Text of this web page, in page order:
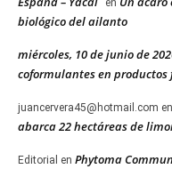
en
biológico del ailanto
miércoles, 10 de junio de
coformulantes en
juancervera45@hotmail.com en
abarca 22 hectáreas de
Editorial en Phytoma